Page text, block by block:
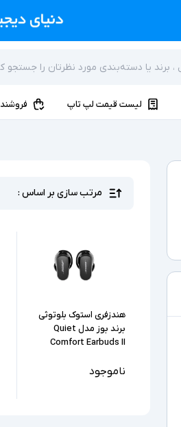
لیست قیمت لپ تاپ
مرتب سازی بر اساس :
هندزفری استوک بلوتوثی
برند بوز مدل Quiet
Comfort Earbuds II
ناموجود